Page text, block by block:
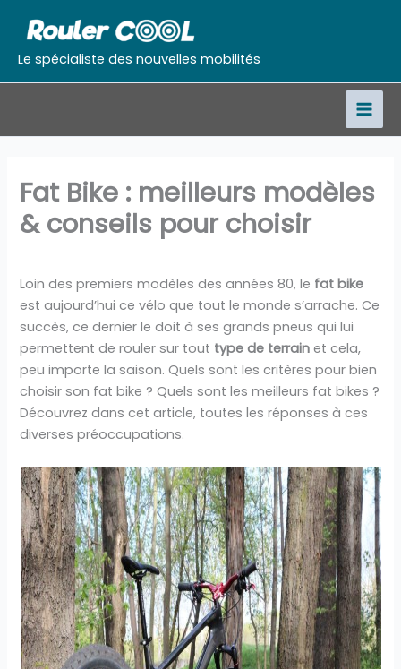
contenu
Le spécialiste des nouvelles mobilités
Fat Bike : meilleurs modèles
& conseils pour choisir
Loin des premiers modèles des années 80, le fat bike
est aujourd’hui ce vélo que tout le monde s’arrache. Ce
succès, ce dernier le doit à ses grands pneus qui lui
permettent de rouler sur tout type de terrain et cela,
peu importe la saison. Quels sont les critères pour bien
choisir son fat bike ? Quels sont les meilleurs fat bikes ?
Découvrez dans cet article, toutes les réponses à ces
diverses préoccupations.